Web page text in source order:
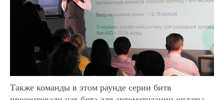
Также команды в этом раунде серии битв